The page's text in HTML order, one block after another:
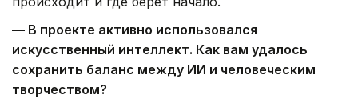
— В проекте активно использовался
искусственный интеллект. Как вам удалось
сохранить баланс между ИИ и человеческим
творчеством?